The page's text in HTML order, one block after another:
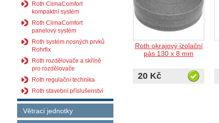
Roth ClimaComfort
kompaktní systém
Roth ClimaComfort
panelový systém
Roth systém nosných prvků
Rohrfix
Roth rozdělovače a skříně
pro rozdělovače
Roth regulační technika
Roth stavební příslušenství
Větrací jednotky
Roth okrajový izolační
pás 130 x 8 mm
20 Kč